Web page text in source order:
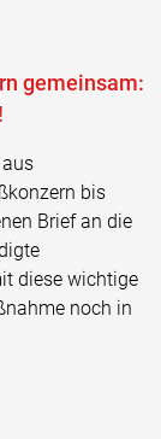
gemeinsam:
bis
Brief an die
diese wichtige
noch in